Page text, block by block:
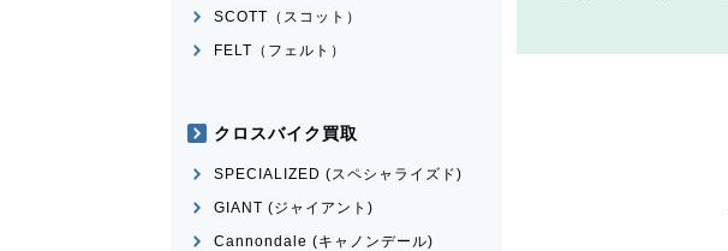
SCOTT（スコット）
FELT（フェルト）
クロスバイク買取
SPECIALIZED (スペシャライズド)
GIANT (ジャイアント)
Cannondale (キャノンデール)